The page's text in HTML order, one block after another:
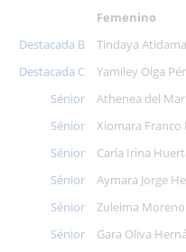
Femenino
Destacada B
Tindaya
Destacada C
Yamiley Olga
Sénior
Athenea del
Sénior
Xiomara
Sénior
Carla Irina
Sénior
Aymara Jorge
Sénior
Zuleima
Sénior
Gara Oliva